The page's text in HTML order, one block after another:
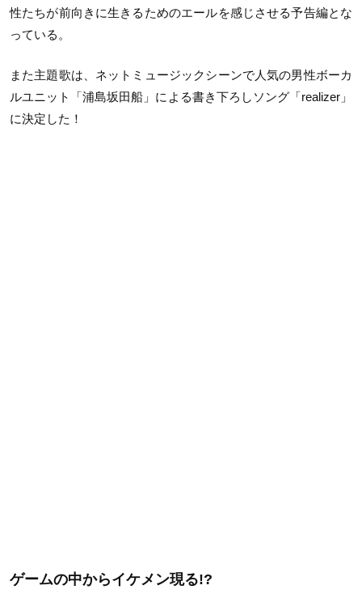
性たちが前向きに生きるためのエールを感じさせる予告編とな
っている。
また主題歌は、ネットミュージックシーンで人気の男性ボーカ
ルユニット「浦島坂田船」による書き下ろしソング「realizer」
に決定した！
ゲームの中からイケメン現る!?